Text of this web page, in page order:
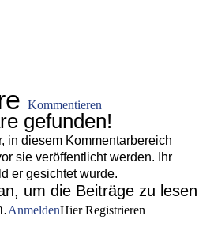
Kommentieren
gefunden!
in diesem Kommentarbereich
sie veröffentlicht werden. Ihr
er gesichtet wurde.
um die Beiträge zu lesen
AnmeldenHier Registrieren